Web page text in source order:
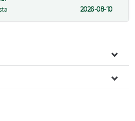
2026-08-10